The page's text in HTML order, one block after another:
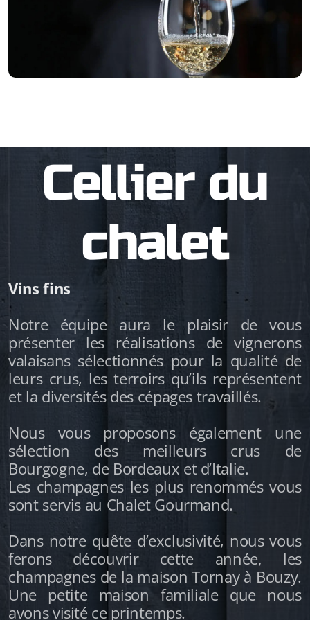
Cellier du
chalet
Vins fins
Notre équipe aura le plaisir de vous
présenter les réalisations de vignerons
valaisans sélectionnés pour la qualité de
leurs crus, les terroirs qu’ils représentent
et la diversités des cépages travaillés.
Nous vous proposons également une
sélection des meilleurs crus de
Bourgogne, de Bordeaux et d’Italie.
Les champagnes les plus renommés vous
sont servis au Chalet Gourmand.
Dans notre quête d’exclusivité, nous vous
ferons découvrir cette année, les
champagnes de la maison Tornay à Bouzy.
Une petite maison familiale que nous
avons visité ce printemps.